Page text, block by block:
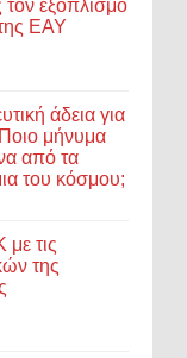
τον εξοπλισμό
ΕΑΥ
άδεια για
μήνυμα
από τα
του κόσμου;
τις
της